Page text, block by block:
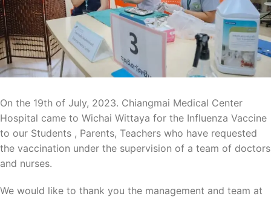
On the 19th of July, 2023. Chiangmai Medical Center
Hospital came to Wichai Wittaya for the Influenza Vaccine
to our Students , Parents, Teachers who have requested
the vaccination under the supervision of a team of doctors
and nurses.
We would like to thank you the management and team at